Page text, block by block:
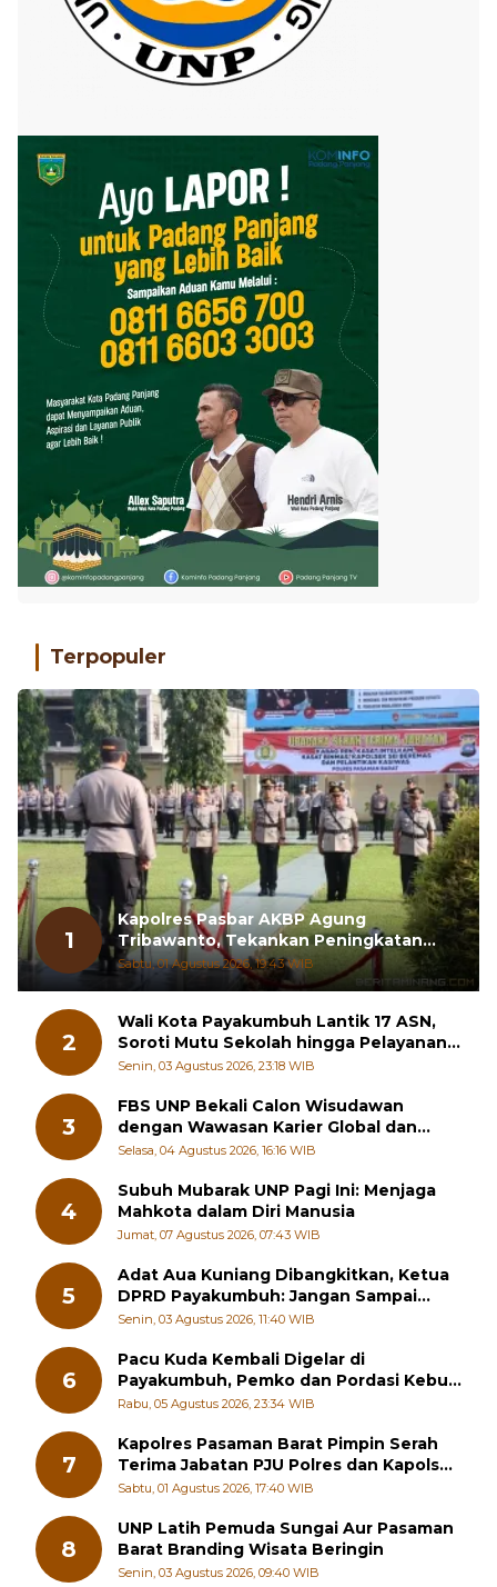
Terpopuler
1
Kapolres Pasbar AKBP Agung
Tribawanto, Tekankan Peningkatan
Pelayanan dan Sinergi dengan
Masyarakat
Sabtu, 01 Agustus 2026, 19:43 WIB
2
Wali Kota Payakumbuh Lantik 17 ASN,
Soroti Mutu Sekolah hingga Pelayanan
RSUD
Senin, 03 Agustus 2026, 23:18 WIB
3
FBS UNP Bekali Calon Wisudawan
dengan Wawasan Karier Global dan
Kewirausahaan Kreatif
Selasa, 04 Agustus 2026, 16:16 WIB
4
Subuh Mubarak UNP Pagi Ini: Menjaga
Mahkota dalam Diri Manusia
Jumat, 07 Agustus 2026, 07:43 WIB
5
Adat Aua Kuniang Dibangkitkan, Ketua
DPRD Payakumbuh: Jangan Sampai
Generasi Muda Hilang Jati Diri
Senin, 03 Agustus 2026, 11:40 WIB
6
Pacu Kuda Kembali Digelar di
Payakumbuh, Pemko dan Pordasi Kebut
Persiapan!
Rabu, 05 Agustus 2026, 23:34 WIB
7
Kapolres Pasaman Barat Pimpin Serah
Terima Jabatan PJU Polres dan Kapolsek
Sungai Beremas
Sabtu, 01 Agustus 2026, 17:40 WIB
8
UNP Latih Pemuda Sungai Aur Pasaman
Barat Branding Wisata Beringin
Senin, 03 Agustus 2026, 09:40 WIB